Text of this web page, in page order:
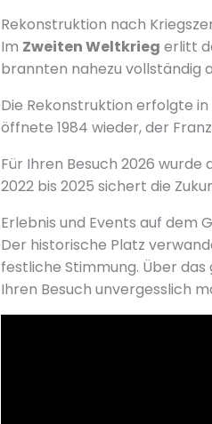
Rekonstruktion nach
Im Zweiten Weltkrieg erlitt
brannten nahezu vollständig
Die Rekonstruktion erfolgte in
öffnete 1984 wieder, der
Für Ihren Besuch 2026
2022 bis 2025 sichert die
Erlebnis und Events auf dem
Der historische Platz
festliche Stimmung. Über
Ihren Besuch unvergesslich